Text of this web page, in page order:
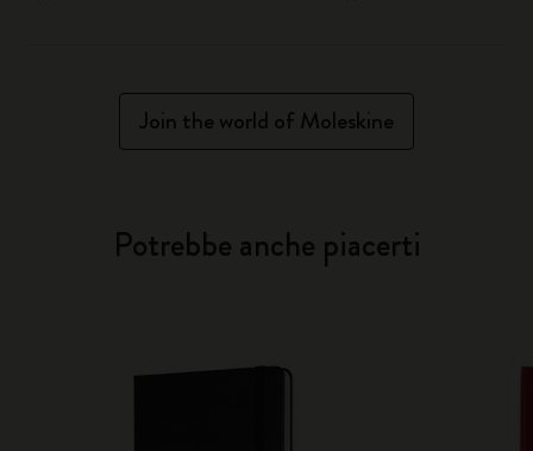
Join the world of Moleskine
Potrebbe anche piacerti